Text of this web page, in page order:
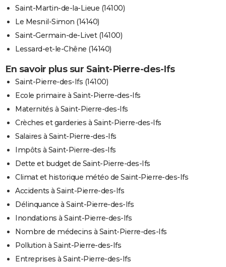
Saint-Martin-de-la-Lieue (14100)
Le Mesnil-Simon (14140)
Saint-Germain-de-Livet (14100)
Lessard-et-le-Chêne (14140)
En savoir plus sur Saint-Pierre-des-Ifs
Saint-Pierre-des-Ifs (14100)
Ecole primaire à Saint-Pierre-des-Ifs
Maternités à Saint-Pierre-des-Ifs
Crèches et garderies à Saint-Pierre-des-Ifs
Salaires à Saint-Pierre-des-Ifs
Impôts à Saint-Pierre-des-Ifs
Dette et budget de Saint-Pierre-des-Ifs
Climat et historique météo de Saint-Pierre-des-Ifs
Accidents à Saint-Pierre-des-Ifs
Délinquance à Saint-Pierre-des-Ifs
Inondations à Saint-Pierre-des-Ifs
Nombre de médecins à Saint-Pierre-des-Ifs
Pollution à Saint-Pierre-des-Ifs
Entreprises à Saint-Pierre-des-Ifs